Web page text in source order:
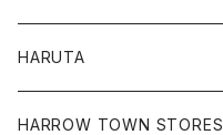
コート
シャツ
スウェット
レディース
カーディガン
ボトム
Tシャツ
ロンTEE
HARUTA
HARROW TOWN STORES